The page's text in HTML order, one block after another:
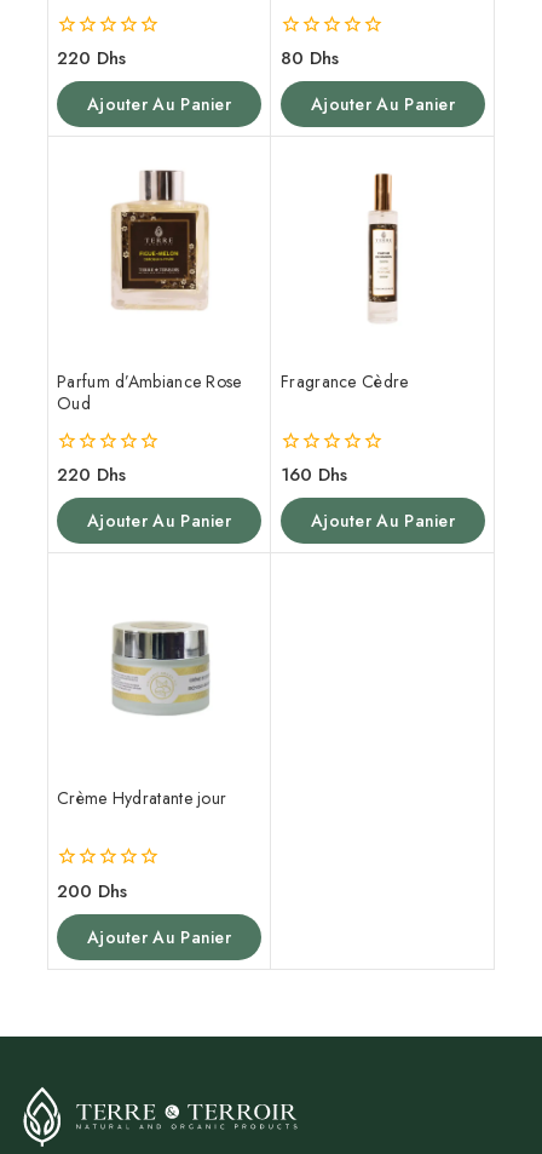
0
5
220 Dhs
Ajouter Au Panier
0
5
80 Dhs
Ajouter Au Panier
Parfum d’Ambiance Rose
Oud
0
5
220 Dhs
Ajouter Au Panier
Fragrance Cèdre
0
5
160 Dhs
Ajouter Au Panier
Crème Hydratante jour
0
5
200 Dhs
Ajouter Au Panier